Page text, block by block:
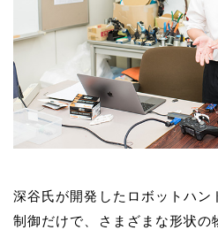
深谷氏が開発したロボットハン
制御だけで、さまざまな形状の